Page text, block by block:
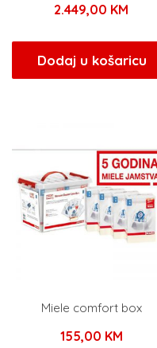
2.449,00 KM
Dodaj u košaricu
Miele comfort box
155,00 KM